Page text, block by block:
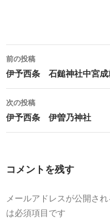
投
稿
ナ
ビ
ゲ
ョ
前の投稿
伊予西条 石鎚神社中宮成
次の投稿
伊予西条 伊曽乃神社
コメントを残す
メールアドレスが公開され
は必須項目です